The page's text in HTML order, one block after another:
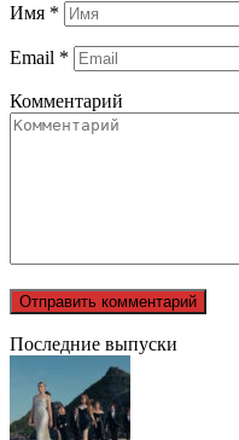
Имя *
Email *
Комментарий
Последние выпуски